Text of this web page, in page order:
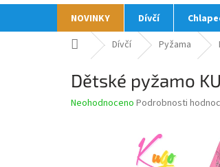
NOVINKY Dívčí
Domů Dívčí Pyžama
Dětské pyžamo
Průměrné
Neohodnoceno Podrobnosti